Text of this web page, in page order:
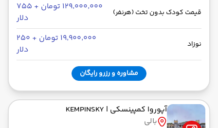
قیمت کودک بدون تخت (هرنفر)
۱۲۹٬۰۰۰٬۰۰۰ تومان + ۷۵۵
دلار
نوزاد
۱۹٬۹۰۰٬۰۰۰ تومان + ۲۵۰
دلار
مشاوره و رزرو رایگان
آپوروا کمپینسکی | KEMPINSKY
بالی